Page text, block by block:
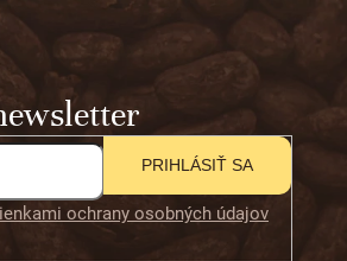
ochrany osobných údajov
PRIHLÁSIŤ SA